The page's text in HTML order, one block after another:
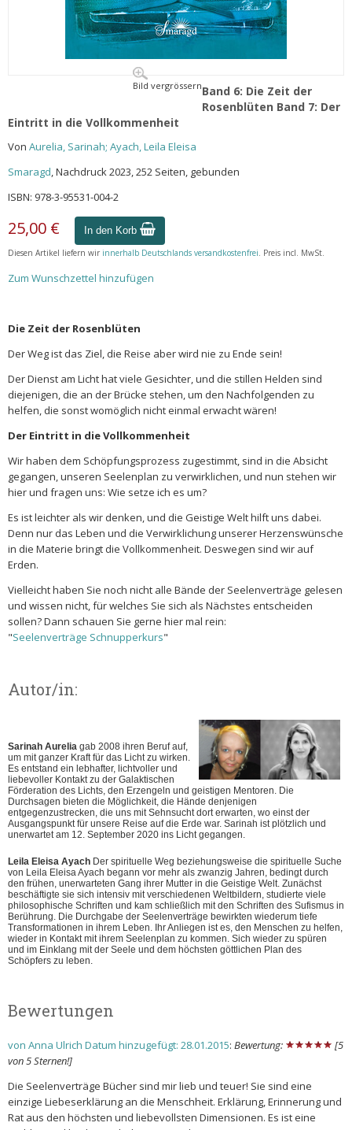
Bild vergrössernBand 6: Die Zeit der
Rosenblüten Band 7: Der
Eintritt in die Vollkommenheit
Von Aurelia, Sarinah; Ayach, Leila Eleisa
Smaragd, Nachdruck 2023, 252 Seiten, gebunden
ISBN: 978-3-95531-004-2
25,00 € In den Korb
Diesen Artikel liefern wir innerhalb Deutschlands versandkostenfrei. Preis incl. MwSt.
Zum Wunschzettel hinzufügen
Die Zeit der Rosenblüten
Der Weg ist das Ziel, die Reise aber wird nie zu Ende sein!
Der Dienst am Licht hat viele Gesichter, und die stillen Helden sind
diejenigen, die an der Brücke stehen, um den Nachfolgenden zu
helfen, die sonst womöglich nicht einmal erwacht wären!
Der Eintritt in die Vollkommenheit
Wir haben dem Schöpfungsprozess zugestimmt, sind in die Absicht
gegangen, unseren Seelenplan zu verwirklichen, und nun stehen wir
hier und fragen uns: Wie setze ich es um?
Es ist leichter als wir denken, und die Geistige Welt hilft uns dabei.
Denn nur das Leben und die Verwirklichung unserer Herzenswünsche
in die Materie bringt die Vollkommenheit. Deswegen sind wir auf
Erden.
Vielleicht haben Sie noch nicht alle Bände der Seelenverträge gelesen
und wissen nicht, für welches Sie sich als Nächstes entscheiden
sollen? Dann schauen Sie gerne hier mal rein:
"Seelenverträge Schnupperkurs"
Autor/in:
Sarinah Aurelia gab 2008 ihren Beruf auf,
um mit ganzer Kraft für das Licht zu wirken.
Es entstand ein lebhafter, lichtvoller und
liebevoller Kontakt zu der Galaktischen
Förderation des Lichts, den Erzengeln und geistigen Mentoren. Die
Durchsagen bieten die Möglichkeit, die Hände denjenigen
entgegenzustrecken, die uns mit Sehnsucht dort erwarten, wo einst der
Ausgangspunkt für unsere Reise auf die Erde war. Sarinah ist plötzlich und
unerwartet am 12. September 2020 ins Licht gegangen.
Leila Eleisa Ayach Der spirituelle Weg beziehungsweise die spirituelle Suche
von Leila Eleisa Ayach begann vor mehr als zwanzig Jahren, bedingt durch
den frühen, unerwarteten Gang ihrer Mutter in die Geistige Welt. Zunächst
beschäftigte sie sich intensiv mit verschiedenen Weltbildern, studierte viele
philosophische Schriften und kam schließlich mit den Schriften des Sufismus in
Berührung. Die Durchgabe der Seelenverträge bewirkten wiederum tiefe
Transformationen in ihrem Leben. Ihr Anliegen ist es, den Menschen zu helfen,
wieder in Kontakt mit ihrem Seelenplan zu kommen. Sich wieder zu spüren
und im Einklang mit der Seele und dem höchsten göttlichen Plan des
Schöpfers zu leben.
Bewertungen
von Anna Ulrich Datum hinzugefügt: 28.01.2015: Bewertung:
[5
von 5 Sternen!]
Die Seelenverträge Bücher sind mir lieb und teuer! Sie sind eine
einzige Liebeserklärung an die Menschheit. Erklärung, Erinnerung und
Rat aus den höchsten und liebevollsten Dimensionen. Es ist eine